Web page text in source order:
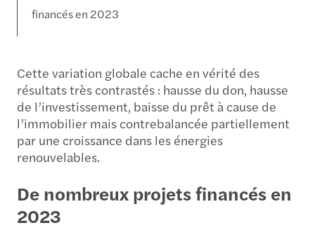
financés en 2023
Cette variation globale cache en vérité des
résultats très contrastés : hausse du don, hausse
de l’investissement, baisse du prêt à cause de
l’immobilier mais contrebalancée partiellement
par une croissance dans les énergies
renouvelables.
De nombreux projets financés en
2023